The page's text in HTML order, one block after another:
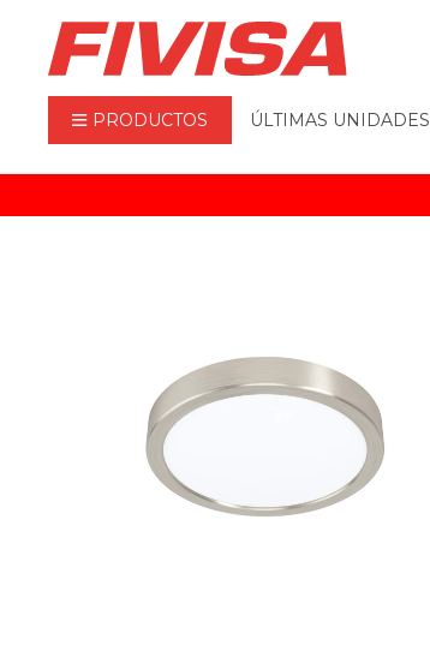
PRODUCTOS ÚLTIMAS UNIDADES